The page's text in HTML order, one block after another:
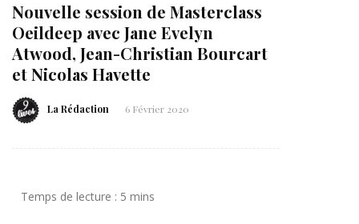
Nouvelle session de Masterclass
Oeildeep avec Jane Evelyn
Atwood, Jean-Christian Bourcart
et Nicolas Havette
La Rédaction 6 Février 2020